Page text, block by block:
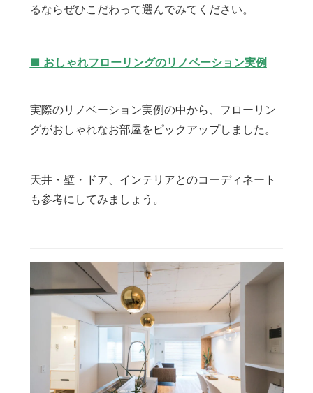
るならぜひこだわって選んでみてください。
■ おしゃれフローリングのリノベーション実例
実際のリノベーション実例の中から、フローリン
グがおしゃれなお部屋をピックアップしました。
天井・壁・ドア、インテリアとのコーディネート
も参考にしてみましょう。